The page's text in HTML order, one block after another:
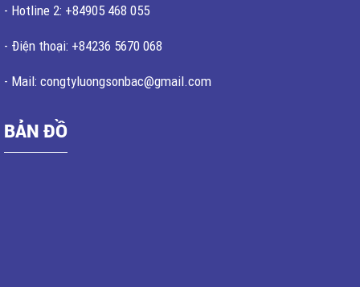
- Hotline 2: +84905 468 055
- Điện thoại: +84236 5670 068
- Mail: congtyluongsonbac@gmail.com
BẢN ĐỒ